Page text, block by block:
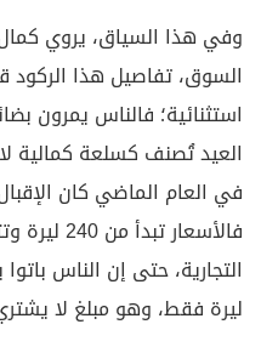
وفي هذا السياق، يروي
السوق، تفاصيل هذا الركود
استثنائية؛ فالناس يمرون
العيد تُصنف كسلعة كمالية
في العام الماضي كان
فالأسعار
ليرة فقط، وهو مبلغ لا يشتري أكثر من